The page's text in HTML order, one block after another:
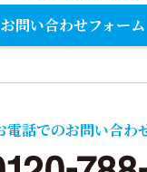
お問い合わせフォーム
電話でのお問い合わ